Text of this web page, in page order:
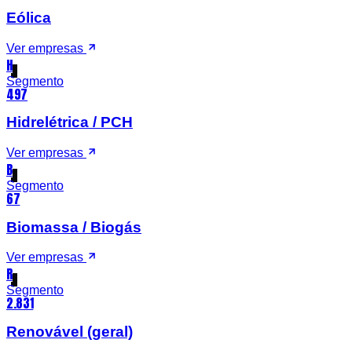
Eólica
Ver empresas
H
Segmento
497
Hidrelétrica / PCH
Ver empresas
B
Segmento
67
Biomassa / Biogás
Ver empresas
R
Segmento
2.831
Renovável (geral)